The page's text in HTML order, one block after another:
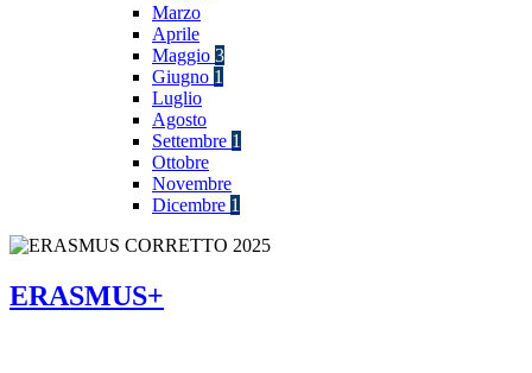
Marzo
Aprile
Maggio 3
Giugno 1
Luglio
Agosto
Settembre 1
Ottobre
Novembre
Dicembre 1
ERASMUS+